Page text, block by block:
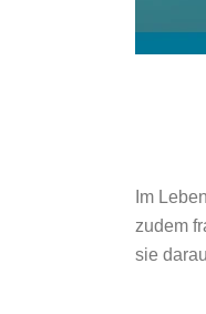
Im
zudem
sie